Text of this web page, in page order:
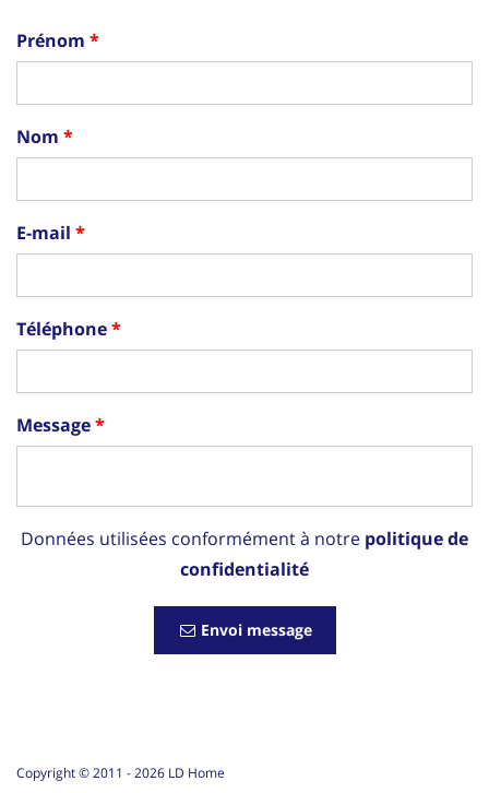
Prénom
Nom
E-mail
Téléphone
Message
Données utilisées conformément à notre politique de
confidentialité
Envoi message
Copyright © 2011 -2026 LD Home